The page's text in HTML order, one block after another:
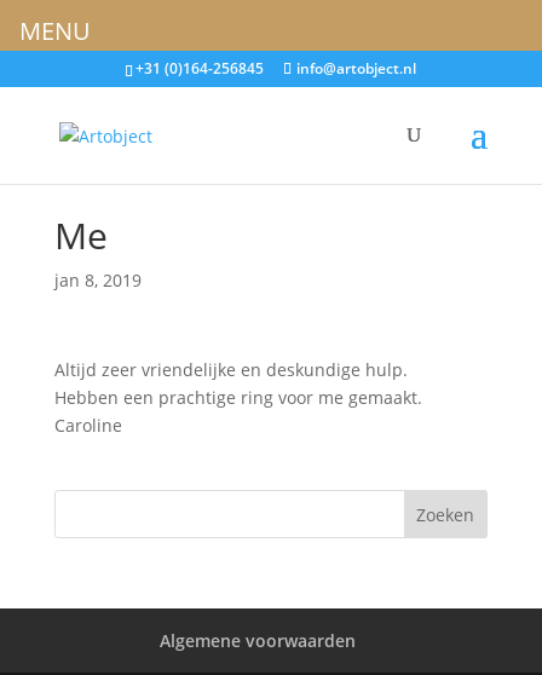
+31 (0)164-256845 info@artobject.nl
Me
jan 8, 2019
Altijd zeer vriendelijke en deskundige hulp.
Hebben een prachtige ring voor me gemaakt.
Caroline
Algemene voorwaarden
MENU